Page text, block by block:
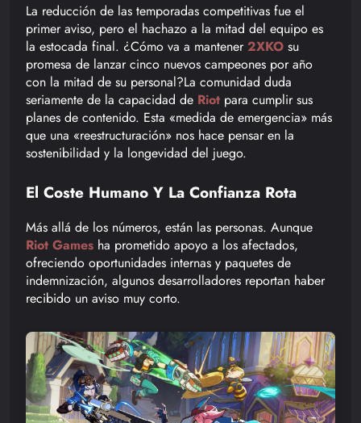
La reducción de las temporadas competitivas fue el
primer aviso, pero el hachazo a la mitad del equipo es
la estocada final. ¿Cómo va a mantener2XKO su
promesa de lanzar cinco nuevos campeones por año
con la mitad de su personal?La comunidad duda
seriamente de la capacidad de Riot para cumplir sus
planes de contenido. Esta «medida de emergencia» más
que una «reestructuración» nos hace pensar en la
sostenibilidad y la longevidad del juego.
El Coste Humano Y La Confianza Rota
Más allá de los números, están las personas. Aunque
Riot Games ha prometido apoyo a los afectados,
ofreciendo oportunidades internas y paquetes de
indemnización, algunos desarrolladores reportan haber
recibido un aviso muy corto.